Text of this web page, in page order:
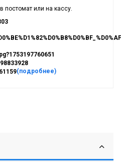
постомат или на кассу.
(подробнее)